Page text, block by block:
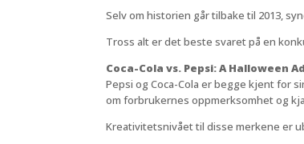
Selv om historien går tilbake til 2013,
Tross alt er det beste svaret på en
Coca-Cola vs. Pepsi: A Halloween
Pepsi og Coca-Cola er begge kjent for
om forbrukernes oppmerksomhet og
Kreativitetsnivået til disse merkene er